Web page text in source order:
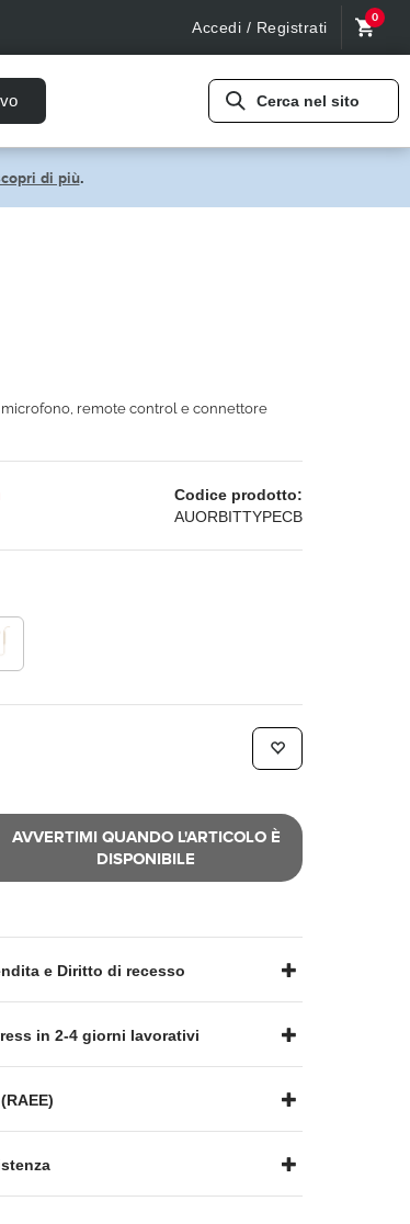
Accedi / Registrati
0
Cerca nel sito
di più.
remote control e connettore
Codice prodotto:
AUORBITTYPECB
AVVERTIMI QUANDO L'ARTICOLO È
DISPONIBILE
e Diritto di recesso
in 2-4 giorni lavorativi